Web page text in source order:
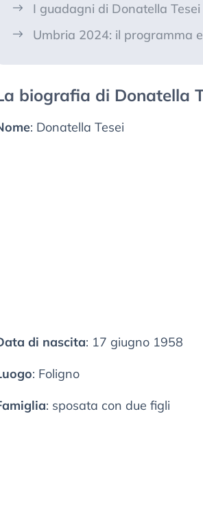
I guadagni di Donatella Tesei
Umbria 2024: il programma
biografia di Donatella
: Donatella Tesei
di nascita: 17 giugno 1958
: Foligno
: sposata con due figli